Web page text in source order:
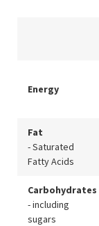
Energy
Fat
- Saturated
Fatty Acids
Carbohydrates
- including
sugars